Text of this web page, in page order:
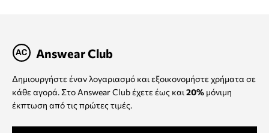
Answear Club
Δημιουργήστε έναν λογαριασμό και εξοικονομήστε χρήματα σε
κάθε αγορά. Στο Answear Club έχετε έως και 20% μόνιμη
έκπτωση από τις πρώτες τιμές.